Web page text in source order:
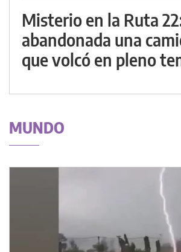
Misterio en la Ruta
abandonada una
que volcó en pleno
MUNDO